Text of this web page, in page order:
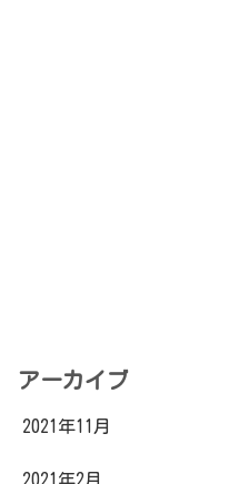
アーカイブ
2021年11月
2021年2月